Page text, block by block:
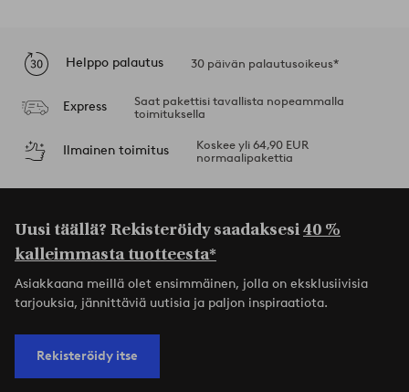
Helppo palautus 30 päivän palautusoikeus*
Express
Saat pakettisi tavallista nopeammalla
toimituksella
Ilmainen toimitus
Koskee yli 64,90 EUR
normaalipakettia
Uusi täällä? Rekisteröidy saadaksesi40 %
kalleimmasta tuotteesta*
Asiakkaana meillä olet ensimmäinen, jolla on eksklusiivisia
tarjouksia, jännittäviä uutisia ja paljon inspiraatiota.
Rekisteröidy itse